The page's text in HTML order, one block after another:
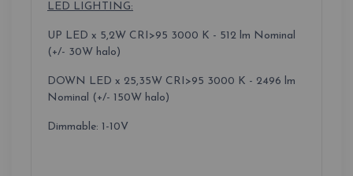
LED LIGHTING:
UP LED x 5,2W CRI>95 3000 K - 512 lm Nominal
(+/- 30W halo)
DOWN LED x 25,35W CRI>95 3000 K - 2496 lm
Nominal (+/- 150W halo)
Dimmable: 1-10V